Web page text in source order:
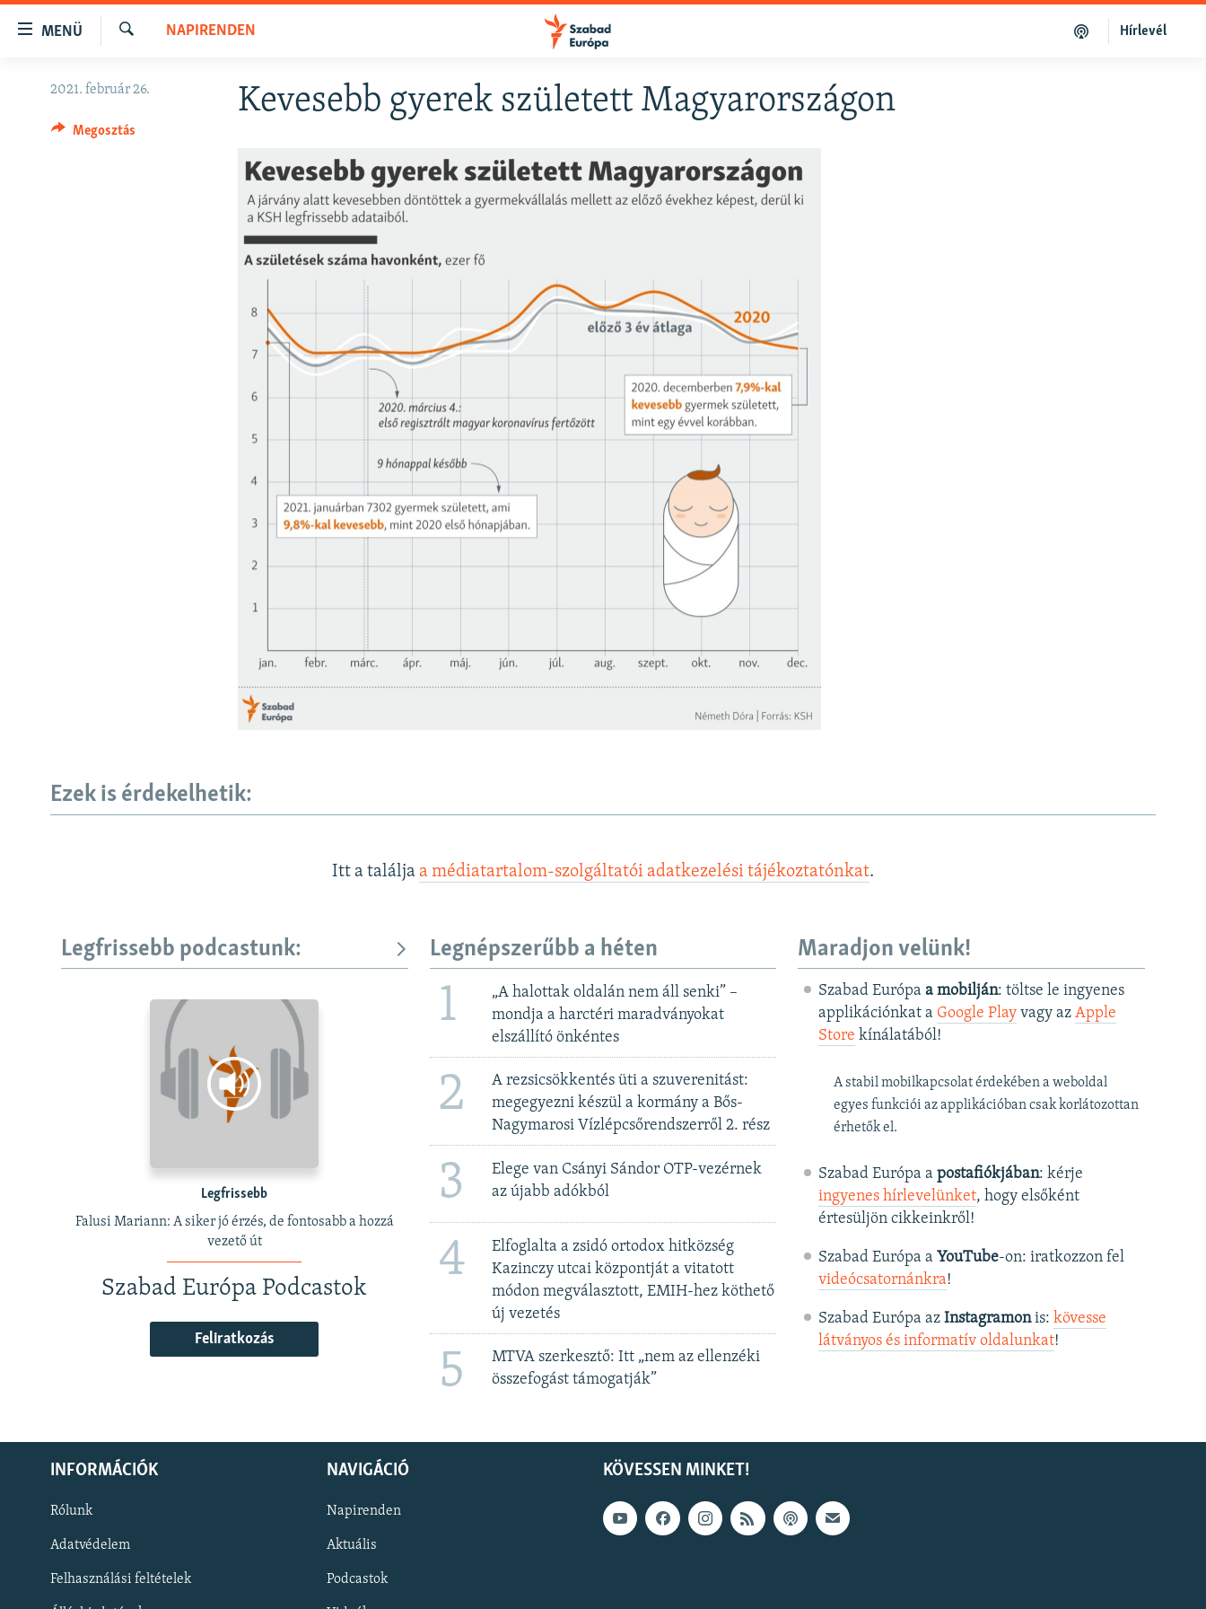
Akadálymentes
MENÜ
NAPIRENDEN
NAPIRENDEN Hírlevél
Kevesebb gyerek született Magyarországon
2021. február 26.
Megosztás
Ezek is érdekelhetik:
Itt a találja a médiatartalom-szolgáltatói adatkezelési tájékoztatónkat.
Legfrissebb podcastunk:
Legfrissebb
Falusi Mariann: A siker jó érzés, de fontosabb a hozzá
vezető út
Szabad Európa Podcastok
Feliratkozás
FELIRATKOZÁS
Feliratkozás
Legnépszerűbb a héten
1
„A halottak oldalán nem áll senki” –
mondja a harctéri maradványokat
elszállító önkéntes
2
A rezsicsökkentés üti a szuverenitást:
megegyezni készül a kormány a Bős-
Nagymarosi Vízlépcsőrendszerről 2. rész
3
Elege van Csányi Sándor OTP-vezérnek
az újabb adókból
4
Elfoglalta a zsidó ortodox hitközség
Kazinczy utcai központját a vitatott
módon megválasztott, EMIH-hez köthető
új vezetés
5
MTVA szerkesztő: Itt „nem az ellenzéki
összefogást támogatják”
Maradjon velünk!
Szabad Európa a mobilján: töltse le ingyenes
applikációnkat a Google Playvagy az Apple
Store kínálatából!
A stabil mobilkapcsolat érdekében a weboldal
egyes funkciói az applikációban csak korlátozottan
érhetők el.
Szabad Európa a postafiókjában: kérje
ingyenes hírlevelünket, hogy elsőként
értesüljön cikkeinkről!
Szabad Európa a YouTube-on: iratkozzon fel
videócsatornánkra!
Szabad Európa az Instagramonis: kövesse
látványos és informatív oldalunkat! ​
KÖVESSEN MINKET!
INFORMÁCIÓK
Rólunk
Adatvédelem
Felhasználási feltételek
NAVIGÁCIÓ
Napirenden
Aktuális
Podcastok